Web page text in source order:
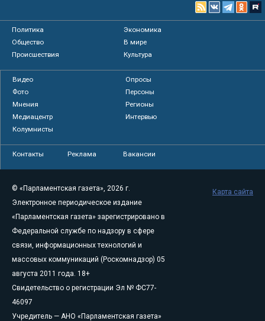
Политика
Экономика
Общество
В мире
Происшествия
Культура
Видео
Опросы
Фото
Персоны
Мнения
Регионы
Медиацентр
Интервью
Колумнисты
Контакты Реклама Вакансии
© «Парламентская газета», 2026 г.
Электронное периодическое издание
«Парламентская газета» зарегистрировано в
Федеральной службе по надзору в сфере
связи, информационных технологий и
массовых коммуникаций (Роскомнадзор) 05
августа 2011 года. 18+
Свидетельство о регистрации Эл № ФС77-
46097
Учредитель — АНО «Парламентская газета»
Карта сайта